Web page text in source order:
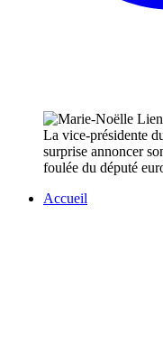
La vice-présidente
surprise annoncer
foulée du député
Accueil